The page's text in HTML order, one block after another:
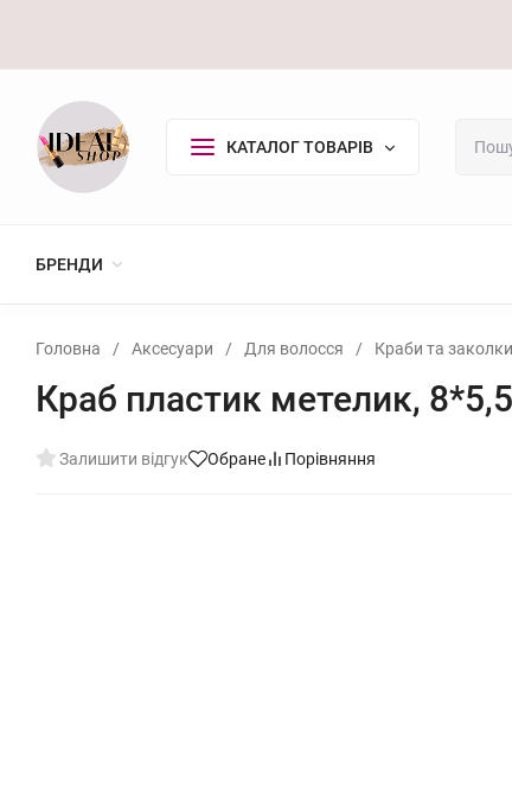
КАТАЛОГ ТОВАРІВ
БРЕНДИ
Головна / Аксесуари / Для волосся / Краби та заколки
Краб пластик метелик,
Залишити відгук Обране Порівняння